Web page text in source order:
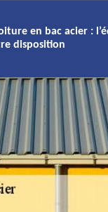
en bac acier :
disposition